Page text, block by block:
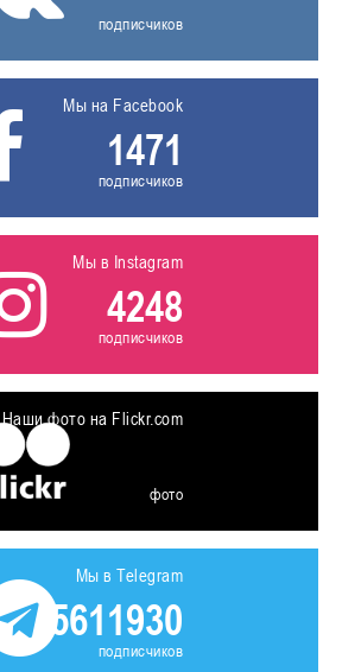
подписчиков
Мы на Facebook
1471
подписчиков
Мы в Instagram
4248
подписчиков
Наши фото на Flickr.com
фото
Мы в Telegram
5611930
подписчиков